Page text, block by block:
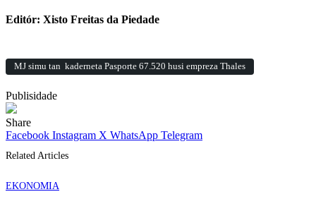
Editór: Xisto Freitas da Piedade
MJ simu tan kaderneta Pasporte 67.520 husi empreza Thales
Publisidade
Share
Facebook Instagram X WhatsApp Telegram
Related Articles
EKONOMIA